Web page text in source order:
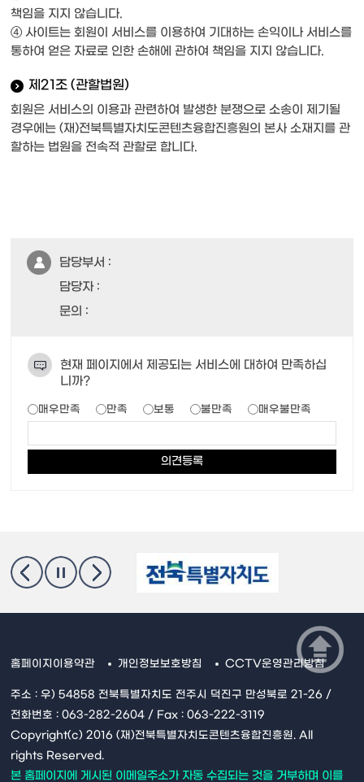
책임을 지지 않습니다.
④ 사이트는 회원이 서비스를 이용하여 기대하는 손익이나 서비스를
통하여 얻은 자료로 인한 손해에 관하여 책임을 지지 않습니다.
제21조 (관할법원)
회원은 서비스의 이용과 관련하여 발생한 분쟁으로 소송이 제기될
경우에는 (재)전북특별자치도콘텐츠융합진흥원의 본사 소재지를 관
할하는 법원을 전속적 관할로 합니다.
담당부서 :
담당자 :
문의 :
현재 페이지에서 제공되는 서비스에 대하여 만족하십
니까?
매우만족 만족 보통 불만족 매우불만족
홈페이지이용약관 개인정보보호방침 CCTV운영관리방침
주소 : 우) 54858 전북특별자치도 전주시 덕진구 만성북로 21-26 /
전화번호 : 063-282-2604 / Fax : 063-222-3119
Copyright(c) 2016 (재)전북특별자치도콘텐츠융합진흥원. All
rights Reserved.
본 홈페이지에 게시된 이메일주소가 자동 수집되는 것을 거부하며 이를